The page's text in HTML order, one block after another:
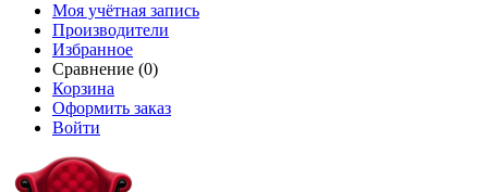
Моя учётная запись
Производители
Избранное
Сравнение (0)
Корзина
Оформить заказ
Войти